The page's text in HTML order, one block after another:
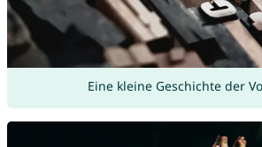
Eine kleine Geschichte der